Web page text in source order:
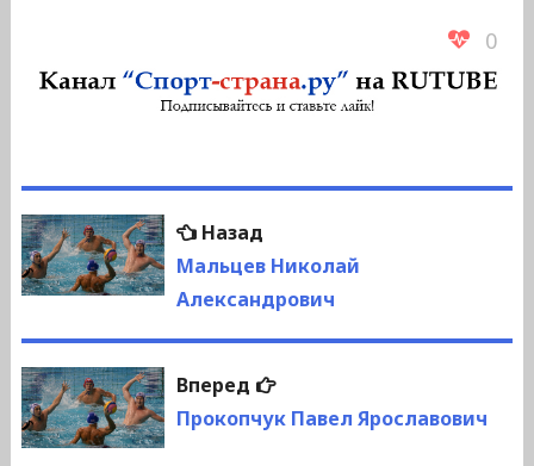
0
Навигация
по
НазадПредыдущая
запись:
Мальцев Николай
Александрович
Вперед
Следующая
запись:
Прокопчук Павел Ярославович